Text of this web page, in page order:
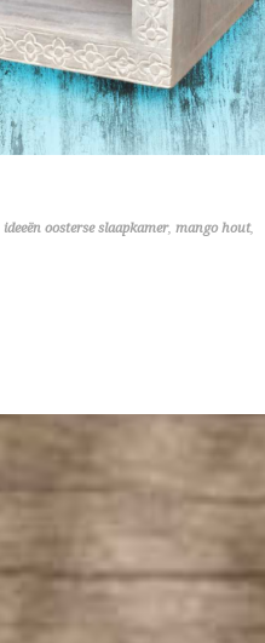
ideeën oosterse slaapkamer, mango hout,